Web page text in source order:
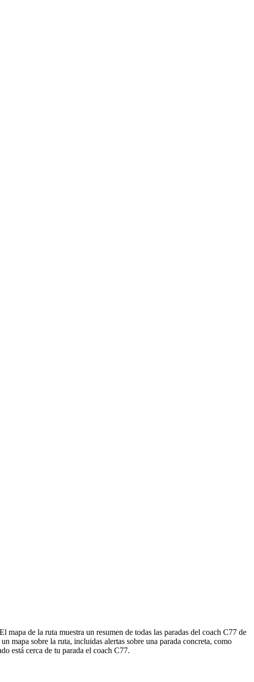
de la ruta muestra un resumen de todas las paradas del coach C77 de
mapa sobre la ruta, incluidas alertas sobre una parada concreta, como
está cerca de tu parada el coach C77.